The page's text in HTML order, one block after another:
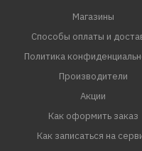
Магазины
Способы оплаты и
Политика
Производители
Акции
Как оформить заказ
Как записаться на